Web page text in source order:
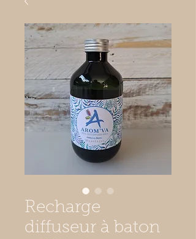
Recharge
diffuseur à baton